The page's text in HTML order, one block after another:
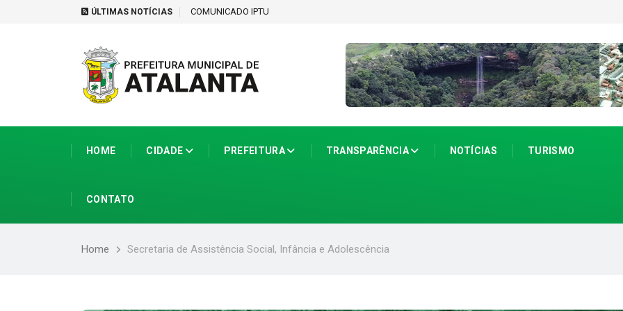
ÚLTIMAS NOTÍCIAS
de 1º de setembro COMUNICADO IPTU
HOME CIDADE PREFEITURA TRANSPARÊNCIA NOTÍCIAS TURISMO
CONTATO
Home Secretaria de Assistência Social, Infância e Adolescência